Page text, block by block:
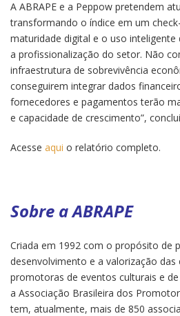
A ABRAPE e a Peppow pretendem
transformando o índice em um
maturidade digital e o uso inteligente
a profissionalização do setor. Não
infraestrutura de sobrevivência
conseguirem integrar dados
fornecedores e pagamentos terão
e capacidade de crescimento”,
Acesse aqui o relatório completo.
Sobre a ABRAPE
Criada em 1992 com o propósito de
desenvolvimento e a valorização
promotoras de eventos culturais e
a Associação Brasileira dos
tem, atualmente, mais de 850